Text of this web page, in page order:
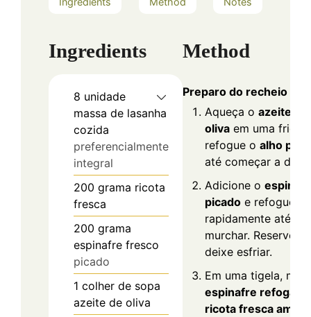
Ingredients
8 unidade
massa de lasanha
cozida
preferencialmente
integral
200 grama ricota
fresca
200 grama
espinafre fresco
picado
1 colher de sopa
azeite de oliva
Method
Preparo do recheio
Aqueça o azeite de
oliva em uma
refogue o alho
até começar a
Adicione o
picado e refogue
rapidamente até
murchar. Reserve e
deixe esfriar.
Em uma tigela,
espinafre refogado
ricota fresca